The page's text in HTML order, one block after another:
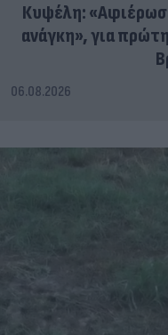
Κυψέλη:
ανάγκη», για
06.08.2026